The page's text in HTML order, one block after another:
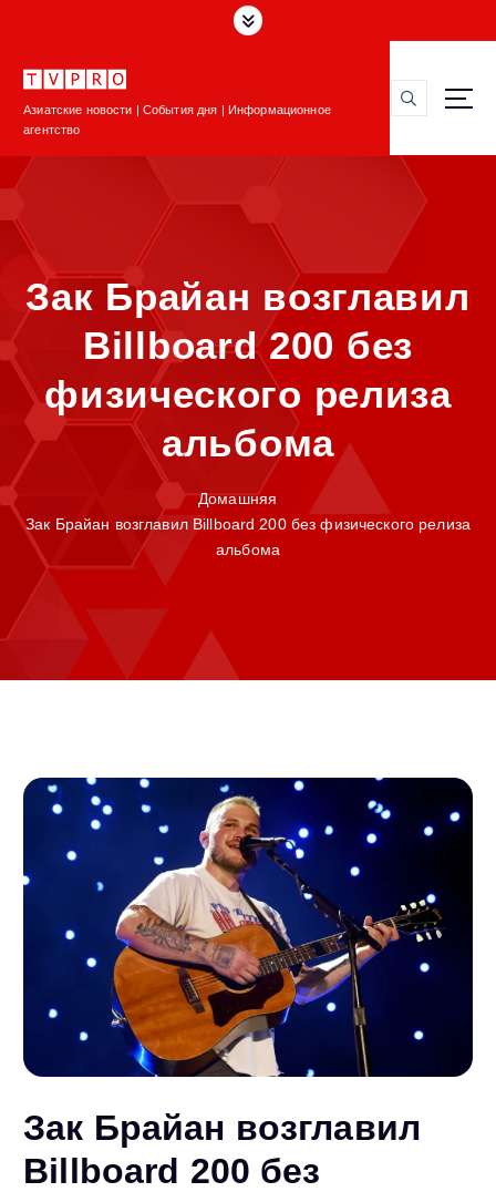
к
Азиатские новости | События дня | Информационное
агентство
Зак Брайан возглавил
Billboard 200 без
физического релиза
альбома
Домашняя
Зак Брайан возглавил Billboard 200 без физического релиза
альбома
Зак Брайан возглавил
Billboard 200 без